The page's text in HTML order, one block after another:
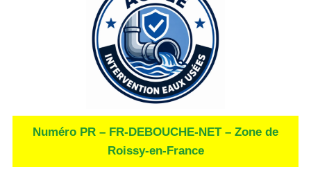
Numéro PR – FR-DEBOUCHE-NET – Zone de
Roissy-en-France